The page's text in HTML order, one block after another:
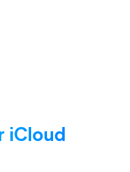
iCloud